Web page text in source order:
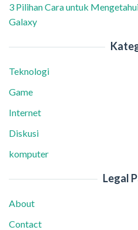
3 Pilihan Cara untuk
Galaxy
Teknologi
Game
Internet
Diskusi
komputer
Legal
About
Contact